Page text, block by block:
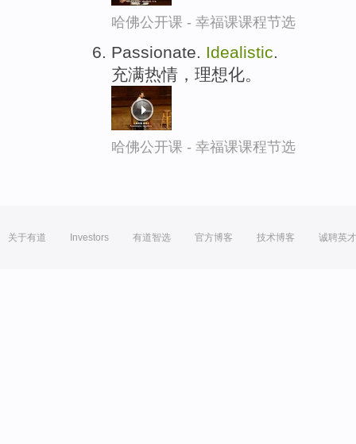
哈佛公开课 - 幸福课课程节选
Passionate. Idealistic.
充满热情，理想化。
哈佛公开课 - 幸福课课程节选
关于有道 Investors 有道智选 官方博客 技术博客 诚聘英才